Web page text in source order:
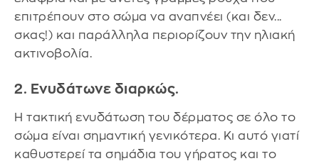
επιτρέπουν στο σώμα να αναπνέει (και δεν...
σκας!) και παράλληλα περιορίζουν την ηλιακή
ακτινοβολία.
2. Ενυδάτωνε διαρκώς.
Η τακτική ενυδάτωση του δέρματος σε όλο το
σώμα είναι σημαντική γενικότερα. Κι αυτό γιατί
καθυστερεί τα σημάδια του γήρατος και το